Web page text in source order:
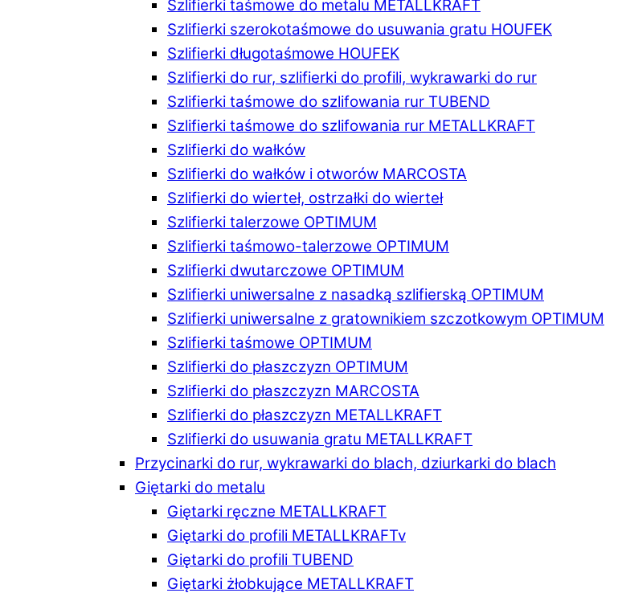
Szlifierki taśmowe do metalu METALLKRAFT
Szlifierki szerokotaśmowe do usuwania gratu HOUFEK
Szlifierki długotaśmowe HOUFEK
Szlifierki do rur, szlifierki do profili, wykrawarki do rur
Szlifierki taśmowe do szlifowania rur TUBEND
Szlifierki taśmowe do szlifowania rur METALLKRAFT
Szlifierki do wałków
Szlifierki do wałków i otworów MARCOSTA
Szlifierki do wierteł, ostrzałki do wierteł
Szlifierki talerzowe OPTIMUM
Szlifierki taśmowo-talerzowe OPTIMUM
Szlifierki dwutarczowe OPTIMUM
Szlifierki uniwersalne z nasadką szlifierską OPTIMUM
Szlifierki uniwersalne z gratownikiem szczotkowym OPTIMUM
Szlifierki taśmowe OPTIMUM
Szlifierki do płaszczyzn OPTIMUM
Szlifierki do płaszczyzn MARCOSTA
Szlifierki do płaszczyzn METALLKRAFT
Szlifierki do usuwania gratu METALLKRAFT
Przycinarki do rur, wykrawarki do blach, dziurkarki do blach
Giętarki do metalu
Giętarki ręczne METALLKRAFT
Giętarki do profili METALLKRAFTv
Giętarki do profili TUBEND
Giętarki żłobkujące METALLKRAFT